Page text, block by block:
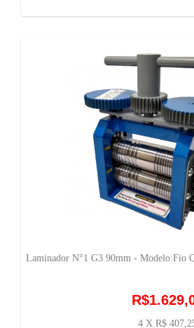
Laminador N°1 G3 90mm - Modelo:Fio
4 X R$